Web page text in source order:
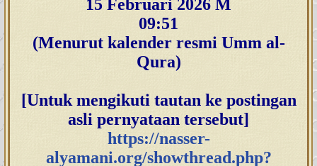
15 Februari 2026 M
09:51
(Menurut kalender resmi Umm al-
Qura)
[Untuk mengikuti tautan ke postingan
asli pernyataan tersebut]
https://nasser-
alyamani.org/showthread.php?